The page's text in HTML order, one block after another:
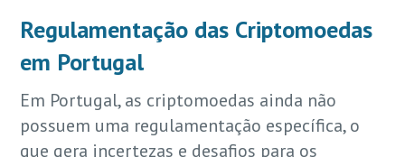
Regulamentação das Criptomoedas
em Portugal
Em Portugal, as criptomoedas ainda não
possuem uma regulamentação específica, o
que gera incertezas e desafios para os